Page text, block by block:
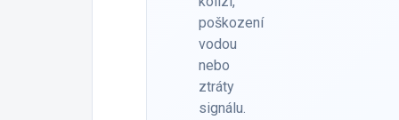
poškození
vodou
nebo
ztráty
signálu.